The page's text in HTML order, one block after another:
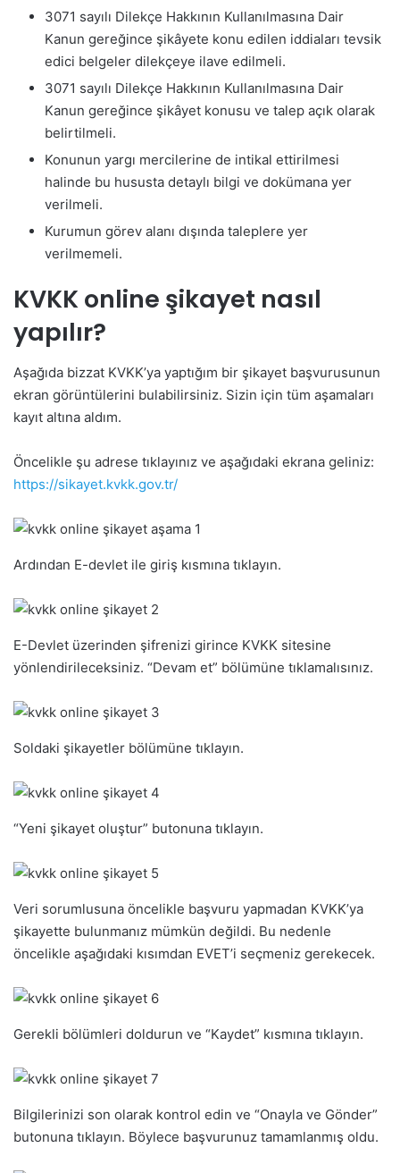
3071 sayılı Dilekçe Hakkının Kullanılmasına Dair
Kanun gereğince şikâyete konu edilen iddiaları tevsik
edici belgeler dilekçeye ilave edilmeli.
3071 sayılı Dilekçe Hakkının Kullanılmasına Dair
Kanun gereğince şikâyet konusu ve talep açık olarak
belirtilmeli.
Konunun yargı mercilerine de intikal ettirilmesi
halinde bu hususta detaylı bilgi ve dokümana yer
verilmeli.
Kurumun görev alanı dışında taleplere yer
verilmemeli.
KVKK online şikayet nasıl
yapılır?
Aşağıda bizzat KVKK’ya yaptığım bir şikayet başvurusunun
ekran görüntülerini bulabilirsiniz. Sizin için tüm aşamaları
kayıt altına aldım.
Öncelikle şu adrese tıklayınız ve aşağıdaki ekrana geliniz:
https://sikayet.kvkk.gov.tr/
Ardından E-devlet ile giriş kısmına tıklayın.
E-Devlet üzerinden şifrenizi girince KVKK sitesine
yönlendirileceksiniz. “Devam et” bölümüne tıklamalısınız.
Soldaki şikayetler bölümüne tıklayın.
“Yeni şikayet oluştur” butonuna tıklayın.
Veri sorumlusuna öncelikle başvuru yapmadan KVKK’ya
şikayette bulunmanız mümkün değildi. Bu nedenle
öncelikle aşağıdaki kısımdan EVET’i seçmeniz gerekecek.
Gerekli bölümleri doldurun ve “Kaydet” kısmına tıklayın.
Bilgilerinizi son olarak kontrol edin ve “Onayla ve Gönder”
butonuna tıklayın. Böylece başvurunuz tamamlanmış oldu.